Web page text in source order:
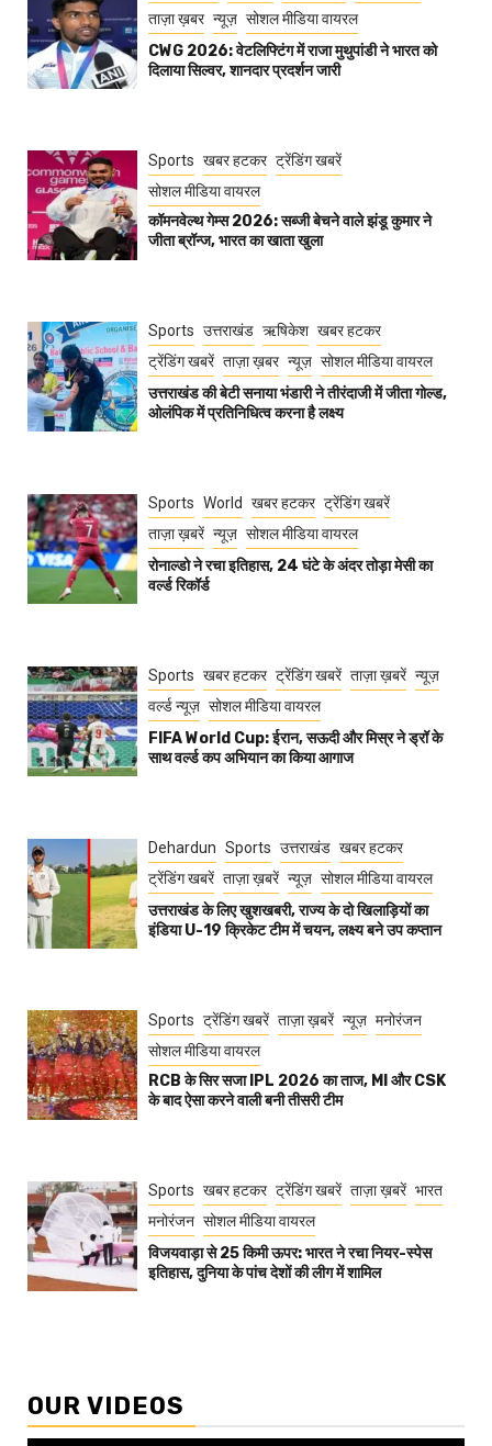
ताज़ा ख़बर न्यूज़ सोशल मीडिया वायरल
CWG 2026: वेटलिफ्टिंग में राजा मुथुपांडी ने भारत को
दिलाया सिल्वर, शानदार प्रदर्शन जारी
Sports खबर हटकर ट्रेंडिंग खबरें
सोशल मीडिया वायरल
कॉमनवेल्थ गेम्स 2026: सब्जी बेचने वाले झंडू कुमार ने
जीता ब्रॉन्ज, भारत का खाता खुला
Sports उत्तराखंड ऋषिकेश खबर हटकर
ट्रेंडिंग खबरें ताज़ा ख़बर न्यूज़ सोशल मीडिया वायरल
उत्तराखंड की बेटी सनाया भंडारी ने तीरंदाजी में जीता गोल्ड,
ओलंपिक में प्रतिनिधित्व करना है लक्ष्य
Sports World खबर हटकर ट्रेंडिंग खबरें
ताज़ा ख़बरें न्यूज़ सोशल मीडिया वायरल
रोनाल्डो ने रचा इतिहास, 24 घंटे के अंदर तोड़ा मेसी का
वर्ल्ड रिकॉर्ड
Sports खबर हटकर ट्रेंडिंग खबरें ताज़ा ख़बरें न्यूज़
वर्ल्ड न्यूज़ सोशल मीडिया वायरल
FIFA World Cup: ईरान, सऊदी और मिस्र ने ड्रॉ के
साथ वर्ल्ड कप अभियान का किया आगाज
Dehardun Sports उत्तराखंड खबर हटकर
ट्रेंडिंग खबरें ताज़ा ख़बरें न्यूज़ सोशल मीडिया वायरल
उत्तराखंड के लिए खुशखबरी, राज्य के दो खिलाड़ियों का
इंडिया U-19 क्रिकेट टीम में चयन, लक्ष्य बने उप कप्तान
Sports ट्रेंडिंग खबरें ताज़ा ख़बरें न्यूज़ मनोरंजन
सोशल मीडिया वायरल
RCB के सिर सजा IPL 2026 का ताज, MI और CSK
के बाद ऐसा करने वाली बनी तीसरी टीम
Sports खबर हटकर ट्रेंडिंग खबरें ताज़ा ख़बरें भारत
मनोरंजन सोशल मीडिया वायरल
विजयवाड़ा से 25 किमी ऊपर: भारत ने रचा नियर-स्पेस
इतिहास, दुनिया के पांच देशों की लीग में शामिल
OUR VIDEOS